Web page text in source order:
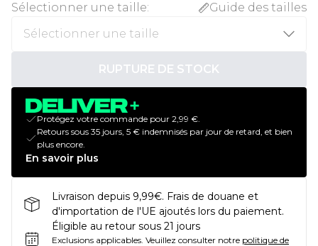
Sélectionner une taille: Guide des tailles
RUPTURE DE STOCK
Protégez votre commande pour 2,99 €.
Retours sous 35 jours, 5 € indemnisés par jour de retard, et bien
plus encore.
En savoir plus
Livraison depuis 9,99€. Frais de douane et
d'importation de l'UE ajoutés lors du paiement.
Éligible au retour sous 21 jours
Exclusions applicables. Veuillez consulter notre politique de